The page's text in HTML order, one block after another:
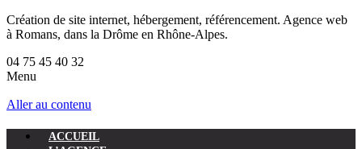
Création de site internet, hébergement, référencement. Agence web
à Romans, dans la Drôme en Rhône-Alpes.
04 75 45 40 32
Menu
Aller au contenu
ACCUEIL